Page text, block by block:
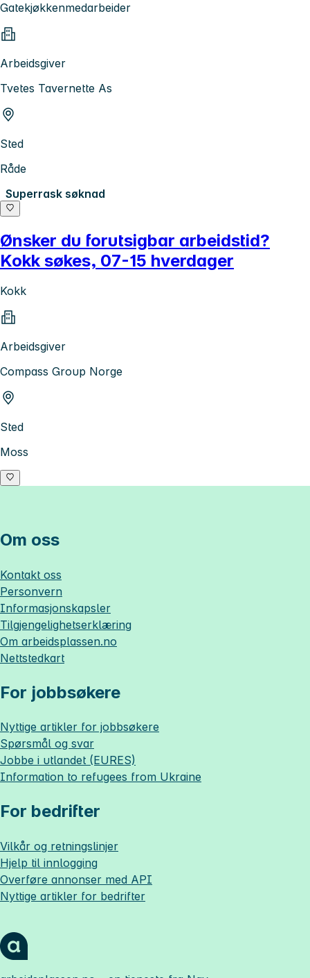
Gatekjøkkenmedarbeider
Arbeidsgiver
Tvetes Tavernette As
Sted
Råde
Superrask søknad
Ønsker du forutsigbar arbeidstid?
Kokk søkes, 07-15 hverdager
Kokk
Arbeidsgiver
Compass Group Norge
Sted
Moss
Om oss
Kontakt oss
Personvern
Informasjonskapsler
Tilgjengelighetserklæring
Om arbeidsplassen.no
Nettstedkart
For jobbsøkere
Nyttige artikler for jobbsøkere
Spørsmål og svar
Jobbe i utlandet (EURES)
Information to refugees from Ukraine
For bedrifter
Vilkår og retningslinjer
Hjelp til innlogging
Overføre annonser med API
Nyttige artikler for bedrifter